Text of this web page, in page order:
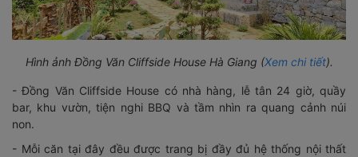
Hình ảnh Đồng Văn Cliffside House Hà Giang (Xem chi tiết).
- Đồng Văn Cliffside House có nhà hàng, lễ tân 24 giờ, quầy
bar, khu vườn, tiện nghi BBQ và tầm nhìn ra quang cảnh núi
non.
- Mỗi căn tại đây đều được trang bị đầy đủ hệ thống nội thất